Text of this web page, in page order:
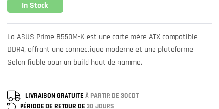
In Stock
La ASUS Prime B550M-K est une carte mère ATX compatible
DDR4, offrant une connectique moderne et une plateforme
Selon fiable pour un build haut de gamme.
LIVRAISON GRATUITE À PARTIR DE 300DT
PÉRIODE DE RETOUR DE 30 JOURS